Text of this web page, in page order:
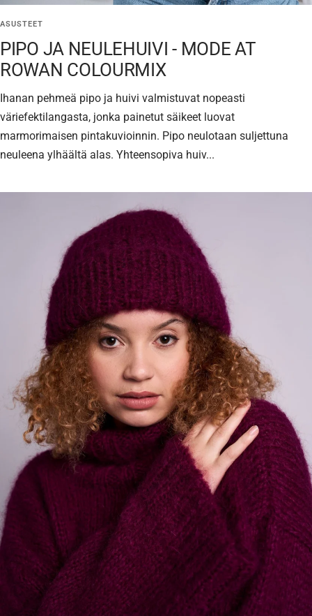
ASUSTEET
PIPO JA NEULEHUIVI - MODE AT
ROWAN COLOURMIX
Ihanan pehmeä pipo ja huivi valmistuvat nopeasti
väriefektilangasta, jonka painetut säikeet luovat
marmorimaisen pintakuvioinnin. Pipo neulotaan suljettuna
neuleena ylhäältä alas. Yhteensopiva huiv...